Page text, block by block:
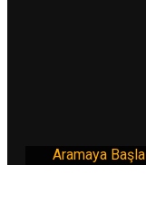
Aramaya Başla